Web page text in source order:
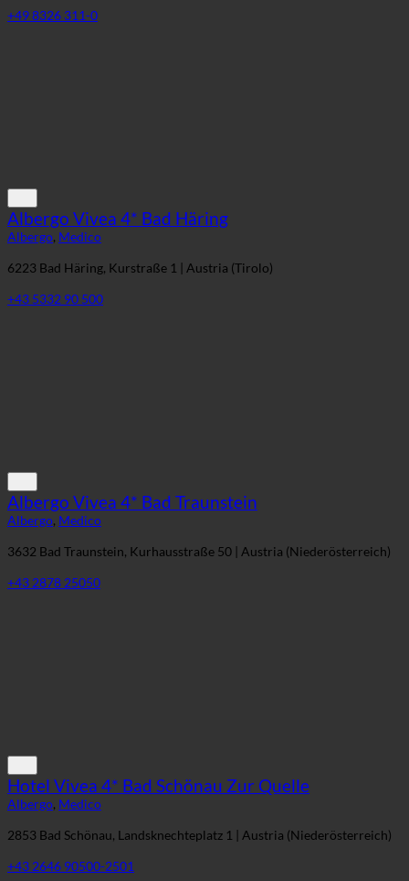
+49 8326 311-0
Albergo Vivea 4* Bad Häring
Albergo, Medico
6223 Bad Häring, Kurstraße 1 | Austria (Tirolo)
+43 5332 90 500
Albergo Vivea 4* Bad Traunstein
Albergo, Medico
3632 Bad Traunstein, Kurhausstraße 50 | Austria (Niederösterreich)
+43 2878 25050
Hotel Vivea 4* Bad Schönau Zur Quelle
Albergo, Medico
2853 Bad Schönau, Landsknechteplatz 1 | Austria (Niederösterreich)
+43 2646 90500-2501